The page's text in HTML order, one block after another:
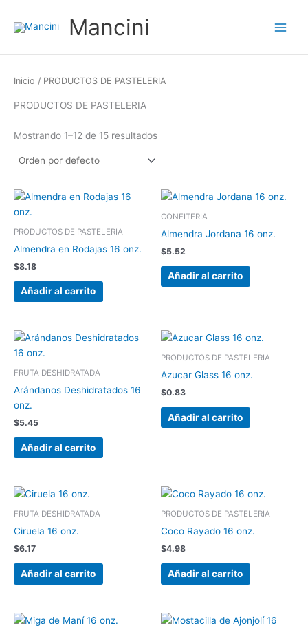
Mancini
Inicio / PRODUCTOS DE PASTELERIA
PRODUCTOS DE PASTELERIA
Mostrando 1–12 de 15 resultados
PRODUCTOS DE PASTELERIA
Almendra en Rodajas 16 onz.
$8.18
Añadir al carrito
CONFITERIA
Almendra Jordana 16 onz.
$5.52
Añadir al carrito
FRUTA DESHIDRATADA
Arándanos Deshidratados 16
onz.
$5.45
Añadir al carrito
PRODUCTOS DE PASTELERIA
Azucar Glass 16 onz.
$0.83
Añadir al carrito
FRUTA DESHIDRATADA
Ciruela 16 onz.
$6.17
Añadir al carrito
PRODUCTOS DE PASTELERIA
Coco Rayado 16 onz.
$4.98
Añadir al carrito